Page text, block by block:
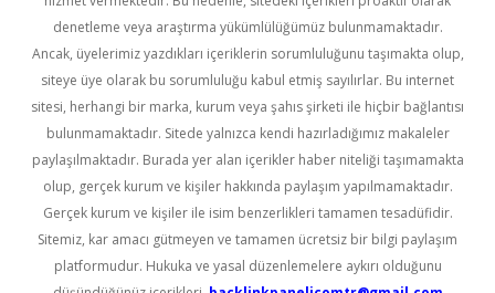
denetleme veya araştırma yükümlülüğümüz bulunmamaktadır.
Ancak, üyelerimiz yazdıkları içeriklerin sorumluluğunu taşımakta olup,
siteye üye olarak bu sorumluluğu kabul etmiş sayılırlar. Bu internet
sitesi, herhangi bir marka, kurum veya şahıs şirketi ile hiçbir bağlantısı
bulunmamaktadır. Sitede yalnızca kendi hazırladığımız makaleler
paylaşılmaktadır. Burada yer alan içerikler haber niteliği taşımamakta
olup, gerçek kurum ve kişiler hakkında paylaşım yapılmamaktadır.
Gerçek kurum ve kişiler ile isim benzerlikleri tamamen tesadüfidir.
Sitemiz, kar amacı gütmeyen ve tamamen ücretsiz bir bilgi paylaşım
platformudur. Hukuka ve yasal düzenlemelere aykırı olduğunu